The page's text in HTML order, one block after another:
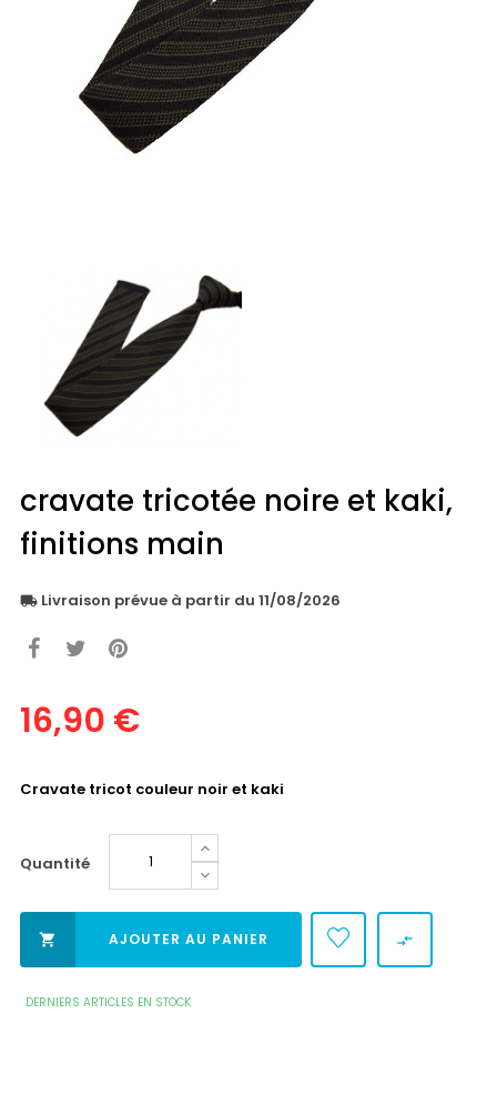
cravate tricotée noire et kaki,
finitions main
local_shipping Livraison prévue à partir du 11/08/2026
16,90 €
Cravate tricot couleur noir et kaki
Quantité
 AJOUTER AU PANIER 
DERNIERS ARTICLES EN STOCK